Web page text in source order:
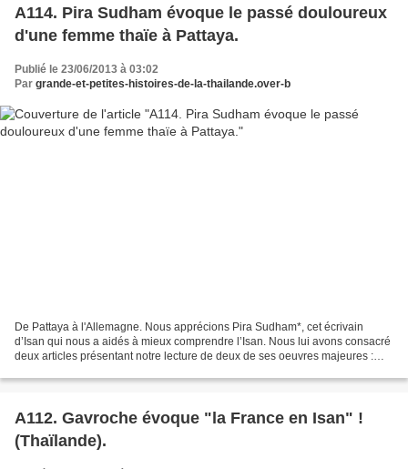
A114. Pira Sudham évoque le passé douloureux
d'une femme thaïe à Pattaya.
Publié le 23/06/2013 à 03:02
Par grande-et-petites-histoires-de-la-thailande.over-b
De Pattaya à l'Allemagne. Nous apprécions Pira Sudham*, cet écrivain
d’Isan qui nous a aidés à mieux comprendre l’Isan. Nous lui avons consacré
deux articles présentant notre lecture de deux de ses oeuvres majeures :
A112. Gavroche évoque "la France en Isan" !
(Thaïlande).